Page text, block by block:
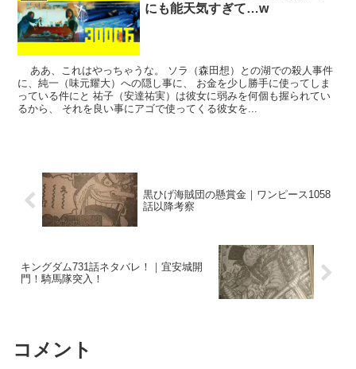
にも能天気すぎて…w
ああ、これはやっちゃうな。 ソラ（森田想）との湖での殺人事件
に、純一（味元耀大）への隠し事に、 お金を少し勝手に使ってしま
っている件にと 祐子（安達祐実）は彼女に弱みを何個も握られてい
るから、 それを良い事にアゴで使ってくる彼女を...
黒ひげ海賊団の懸賞金｜ワンピース1058
話以降考察
キングダム731話ネタバレ！｜宜安城開
門！騎馬隊突入！
コメント